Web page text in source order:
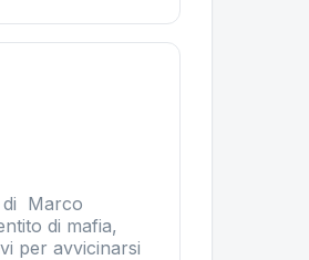
di Marco
di mafia,
per avvicinarsi